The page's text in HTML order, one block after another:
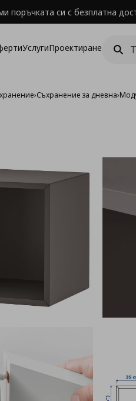
поръчката си с безплатна
УслугиПроектиране
›Съхранение за дневна›